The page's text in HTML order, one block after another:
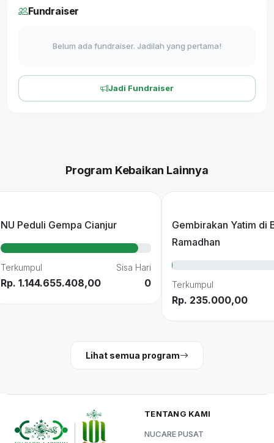
Fundraiser
Belum ada fundraiser. Jadilah yang pertama!
Jadi Fundraiser
Program Kebaikan Lainnya
NU Peduli Gempa Cianjur
Terkumpul
Rp. 1.144.655.408,00
Sisa Hari
0
Gembirakan Yatim di
Ramadhan
Terkumpul
Rp. 235.000,00
Lihat semua program
TENTANG KAMI
NUCARE PUSAT